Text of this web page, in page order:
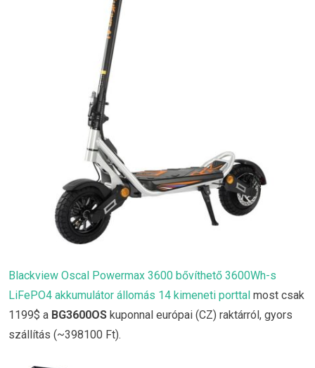
Blackview Oscal Powermax 3600 bővíthető 3600Wh-s
LiFePO4 akkumulátor állomás 14 kimeneti porttal most csak
1199$ a BG3600OS kuponnal európai (CZ) raktárról, gyors
szállítás (~398100 Ft).